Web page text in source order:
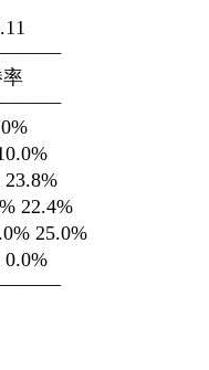
23.8%
22.4%
25.0%